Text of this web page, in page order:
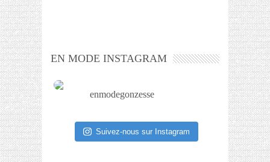
EN MODE INSTAGRAM
enmodegonzesse
Suivez-nous sur Instagram